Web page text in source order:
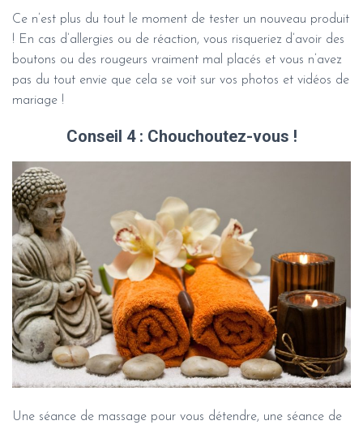
Ce n’est plus du tout le moment de tester un nouveau produit
! En cas d’allergies ou de réaction, vous risqueriez d’avoir des
boutons ou des rougeurs vraiment mal placés et vous n’avez
pas du tout envie que cela se voit sur vos photos et vidéos de
mariage !
Conseil 4 : Chouchoutez-vous !
Une séance de massage pour vous détendre, une séance de